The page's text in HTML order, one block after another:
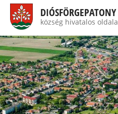
a
DIÓSFÖRGEPATONY
község hivatalos oldala